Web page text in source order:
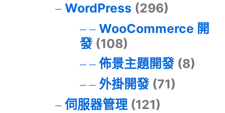
WordPress (296)
WooCommerce 開
發(108)
佈景主題開發(8)
外掛開發(71)
伺服器管理(121)